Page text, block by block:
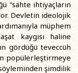
“sahte ihtiyaçların
Devletin ideolojik
müphem
kaygısı haline
gördüğü teveccüh
popülerleştirmeye
şimdilik